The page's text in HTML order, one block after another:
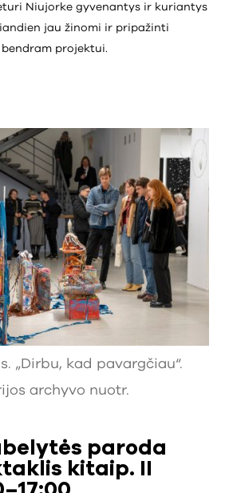
Niujorke gyvenantys ir kuriantys
jau žinomi ir pripažinti
projektui.
„Dirbu, kad pavargčiau“.
archyvo nuotr.
paroda
kitaip. II